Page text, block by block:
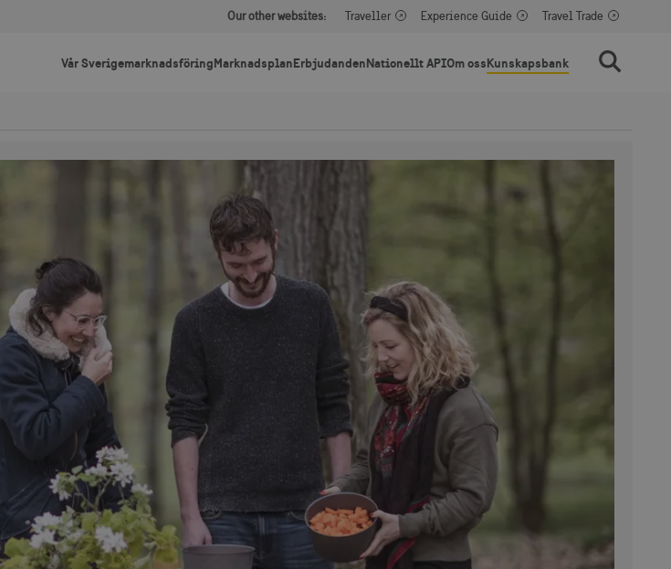
Our other websites: Traveller Experience Guide Travel Trade
Vår SverigemarknadsföringMarknadsplanErbjudandenNationellt APIOm ossKunskapsbank Sök